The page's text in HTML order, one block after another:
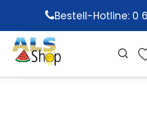
main
content
Bestell-Hotline: 0